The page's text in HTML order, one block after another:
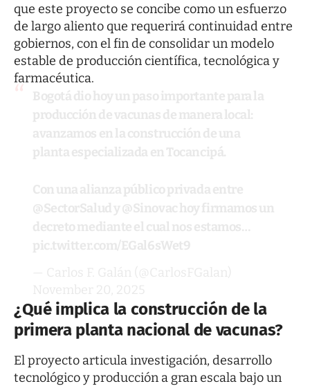
que este proyecto se concibe como un esfuerzo
de largo aliento que requerirá continuidad entre
gobiernos, con el fin de consolidar un modelo
estable de producción científica, tecnológica y
farmacéutica.
¿Qué implica la construcción de la
primera planta nacional de vacunas?
El proyecto articula investigación, desarrollo
tecnológico y producción a gran escala bajo un